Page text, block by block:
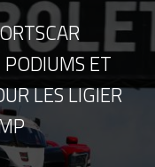
ET
LES LIGIER